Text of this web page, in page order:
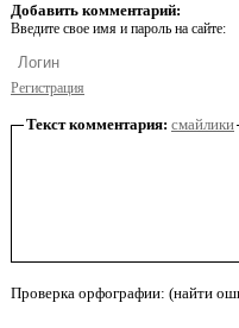
Добавить комментарий:
Введите свое имя и пароль на сайте:
Регистрация
Текст комментария: смайлики
Проверка орфографии: (найти